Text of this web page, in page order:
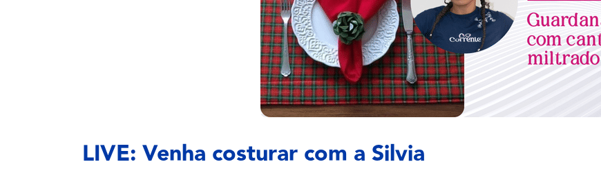
LIVE: Venha costurar com a Silvia